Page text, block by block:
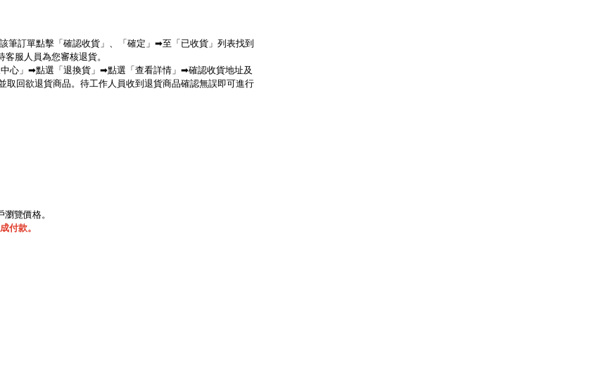
訂單點擊「確認收貨」、「確定」➡至「已收貨」列表找到
服人員為您審核退貨。
心」➡點選「退換貨」➡點選「查看詳情」➡確認收貨地址及
回欲退貨商品。待工作人員收到退貨商品確認無誤即可進行
覽價格。
付款。